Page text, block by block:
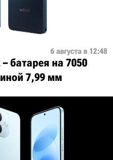
6 августа в 12:48
батарея на 7050
7,99 мм